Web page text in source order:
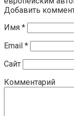
Добавить
Имя *
Email *
Сайт
Комментарий